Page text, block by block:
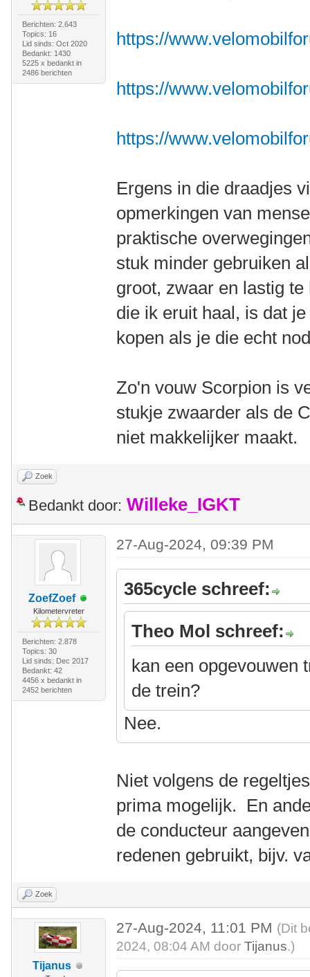
Berichten: 2.643
Topics: 16
Lid sinds: Oct 2020
Bedankt: 1430
5225 x bedankt in
2486 berichten
https://
https://
https://
Ergens in die draadjes
opmerkingen van
praktische
stuk minder gebruiken
groot, zwaar en lastig
die ik eruit haal, is dat
kopen als je die echt
Zo'n vouw Scorpion is
stukje zwaarder als de
niet makkelijker maakt.
Zoek
Bedankt door: Willeke_IGKT
ZoefZoef
Kilometervreter
Berichten: 2.878
Topics: 30
Lid sinds: Dec 2017
Bedankt: 42
4456 x bedankt in
2452 berichten
27-Aug-2024, 09:39 PM
365cycle schreef:
Theo Mol schreef:
kan een opgevouwen
de trein?
Nee.
Niet volgens de
prima mogelijk. En
de conducteur
redenen gebruikt, bijv.
Zoek
Tijanus
27-Aug-2024, 11:01 PM (Dit
2024, 08:04 AM doorTijanus.)